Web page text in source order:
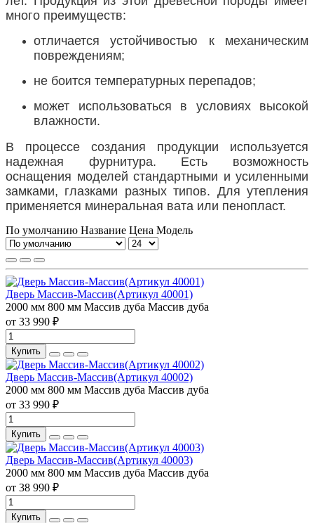
много преимуществ:
отличается устойчивостью к механическим
повреждениям;
не боится температурных перепадов;
может использоваться в условиях высокой
влажности.
В процессе создания продукции используется
надежная фурнитура. Есть возможность
оснащения моделей стандартными и усиленными
замками, глазками разных типов. Для утепления
применяется минеральная вата или пенопласт.
По умолчанию Название Цена Модель
Дверь Массив-Массив(Артикул 40001)
2000 мм 800 мм Массив дуба Массив дуба
от 33 990 ₽
Купить
Дверь Массив-Массив(Артикул 40002)
2000 мм 800 мм Массив дуба Массив дуба
от 33 990 ₽
Купить
Дверь Массив-Массив(Артикул 40003)
2000 мм 800 мм Массив дуба Массив дуба
от 38 990 ₽
Купить